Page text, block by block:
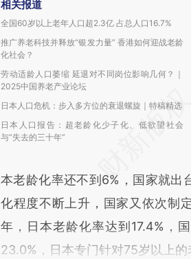
相关报道
全国60岁以上老年人口超2.3亿 占总人口16.7%
推广养老科技并释放“银发力量” 香港如何迎战老龄
化社会？
劳动适龄人口萎缩 延退对不同岗位影响几何？｜
2025中国养老产业论坛
日本人口危机：步入多方位的衰退螺旋｜特稿精选
日本人口报告：超老龄化少子化、低欲望社会
与“失去的三十年”
本老龄化率还不到6%，国家就出
化程度不断上升，国家又依次制
年，日本老龄化率达到17.4%，
23.0%，日本专门针对75岁以上的